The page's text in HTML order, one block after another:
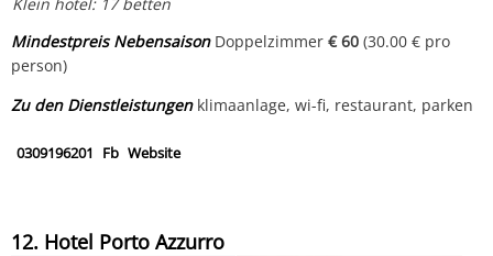
Mindestpreis NebensaisonDoppelzimmer€ 60 (30.00 € pro
person)
Zu den Dienstleistungenklimaanlage, wi-fi, restaurant, parken
0309196201 Fb Website
12. Hotel Porto Azzurro